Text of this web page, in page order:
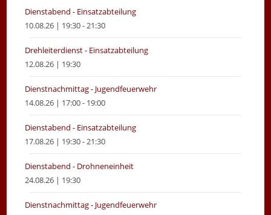
Dienstabend - Einsatzabteilung
10.08.26 | 19:30 - 21:30
Drehleiterdienst - Einsatzabteilung
12.08.26 | 19:30
Dienstnachmittag - Jugendfeuerwehr
14.08.26 | 17:00 - 19:00
Dienstabend - Einsatzabteilung
17.08.26 | 19:30 - 21:30
Dienstabend - Drohneneinheit
24.08.26 | 19:30
Dienstnachmittag - Jugendfeuerwehr